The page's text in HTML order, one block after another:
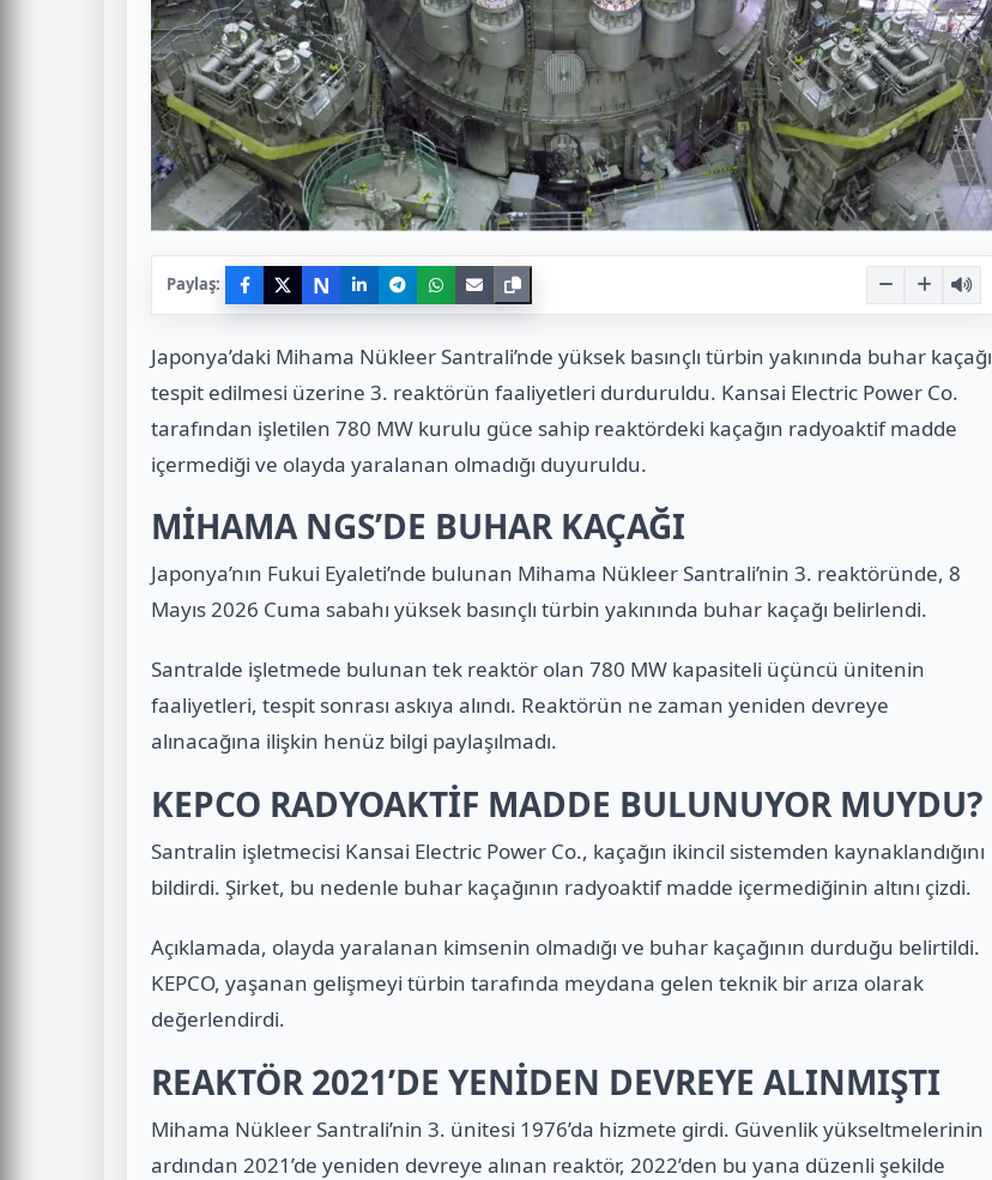
Paylaş: N
Japonya’daki Mihama Nükleer Santrali’nde yüksek basınçlı türbin yakınında buhar kaçağı
tespit edilmesi üzerine 3. reaktörün faaliyetleri durduruldu. Kansai Electric Power Co.
tarafından işletilen 780 MW kurulu güce sahip reaktördeki kaçağın radyoaktif madde
içermediği ve olayda yaralanan olmadığı duyuruldu.
MİHAMA NGS’DE BUHAR KAÇAĞI
Japonya’nın Fukui Eyaleti’nde bulunan Mihama Nükleer Santrali’nin 3. reaktöründe, 8
Mayıs 2026 Cuma sabahı yüksek basınçlı türbin yakınında buhar kaçağı belirlendi.
Santralde işletmede bulunan tek reaktör olan 780 MW kapasiteli üçüncü ünitenin
faaliyetleri, tespit sonrası askıya alındı. Reaktörün ne zaman yeniden devreye
alınacağına ilişkin henüz bilgi paylaşılmadı.
KEPCO RADYOAKTİF MADDE BULUNUYOR MUYDU?
Santralin işletmecisi Kansai Electric Power Co., kaçağın ikincil sistemden kaynaklandığını
bildirdi. Şirket, bu nedenle buhar kaçağının radyoaktif madde içermediğinin altını çizdi.
Açıklamada, olayda yaralanan kimsenin olmadığı ve buhar kaçağının durduğu belirtildi.
KEPCO, yaşanan gelişmeyi türbin tarafında meydana gelen teknik bir arıza olarak
değerlendirdi.
REAKTÖR 2021’DE YENİDEN DEVREYE ALINMIŞTI
Mihama Nükleer Santrali’nin 3. ünitesi 1976’da hizmete girdi. Güvenlik yükseltmelerinin
ardından 2021’de yeniden devreye alınan reaktör, 2022’den bu yana düzenli şekilde